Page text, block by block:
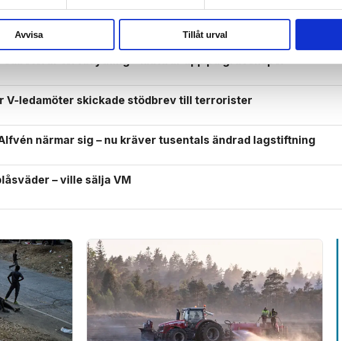
Avvisa Tillåt urval
migranter kvar i Ceuta
torv­brytning – klättrar upp på gräv­skopor
V-ledamöter skickade stödbrev till terrorister
närmar sig – nu kräver tusentals ändrad lagstiftning
– ville sälja VM